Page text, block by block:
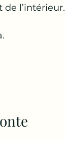
l’intérieur.